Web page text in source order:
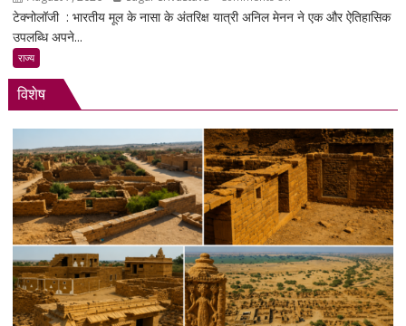
भारतीय
की
ऐतिहासिक
स्पेसवॉक:
6.5
घंटे
अंतरिक्ष
में
किया
बड़ा
मिशन,
स्पेस
टेक्नोलॉजी : भारतीय मूल के नासा के अंतरिक्ष यात्री अनिल मेनन ने एक और ऐतिहासिक
उपलब्धि अपने...
राज्य
विशेष